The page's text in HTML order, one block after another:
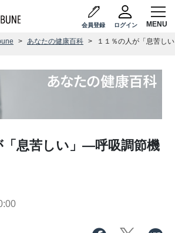
会員登録 ログイン
あなたの健康百科 １１％の人が「息苦し
「息苦しい」―呼吸調節機